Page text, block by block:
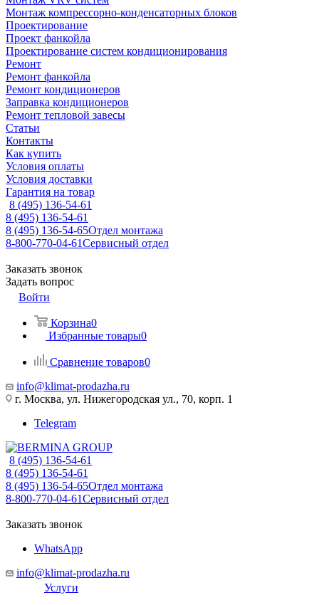
Монтаж компрессорно-конденсаторных блоков
Проектирование
Проект фанкойла
Проектирование систем кондиционирования
Ремонт
Ремонт фанкойла
Ремонт кондиционеров
Заправка кондиционеров
Ремонт тепловой завесы
Статьи
Контакты
Как купить
Условия оплаты
Условия доставки
Гарантия на товар
8 (495) 136-54-61
8 (495) 136-54-61
8 (495) 136-54-65Отдел монтажа
8-800-770-04-61Сервисный отдел
Заказать звонок
Задать вопрос
Войти
Корзина0
Избранные товары0
Сравнение товаров0
info@klimat-prodazha.ru
г. Москва, ул. Нижегородская ул., 70, корп. 1
Telegram
8 (495) 136-54-61
8 (495) 136-54-61
8 (495) 136-54-65Отдел монтажа
8-800-770-04-61Сервисный отдел
Заказать звонок
WhatsApp
info@klimat-prodazha.ru
Услуги